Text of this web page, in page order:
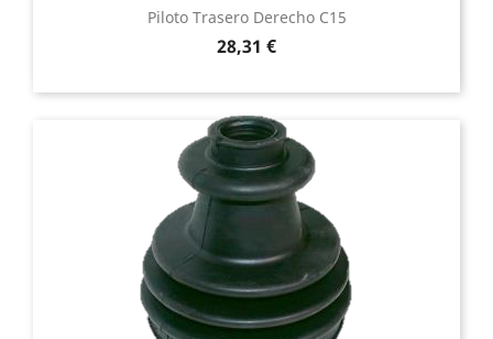
Piloto Trasero Derecho C15
Precio
28,31 €